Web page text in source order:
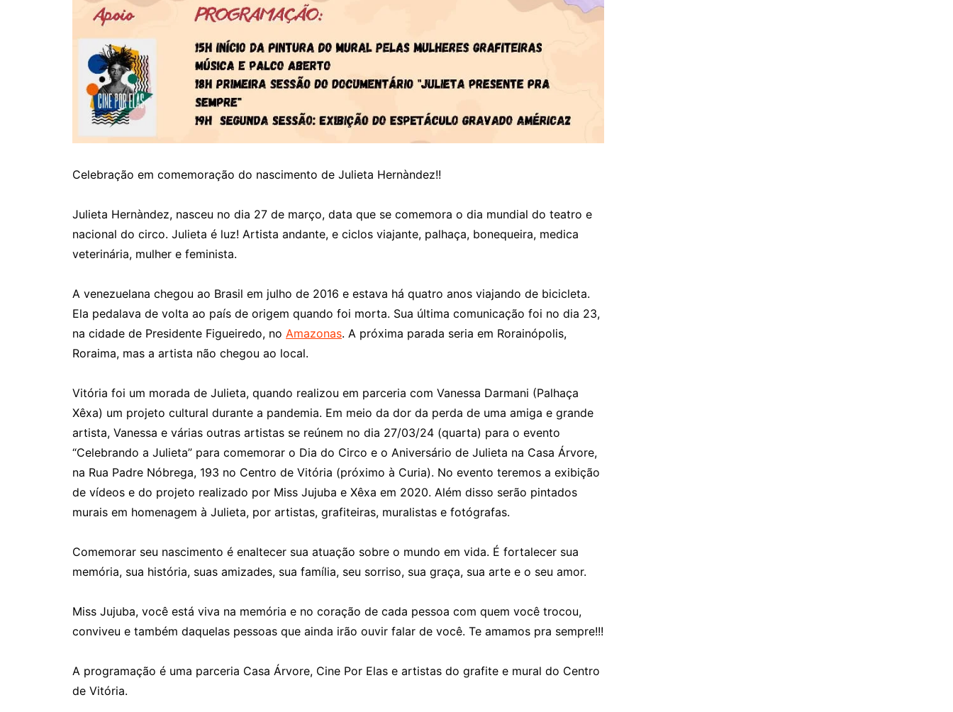
Celebração em comemoração do nascimento de Julieta Hernàndez!!
Julieta Hernàndez, nasceu no dia 27 de março, data que se comemora o dia mundial do teatro e
nacional do circo. Julieta é luz! Artista andante, e ciclos viajante, palhaça, bonequeira, medica
veterinária, mulher e feminista.
A venezuelana chegou ao Brasil em julho de 2016 e estava há quatro anos viajando de bicicleta.
Ela pedalava de volta ao país de origem quando foi morta. Sua última comunicação foi no dia 23,
na cidade de Presidente Figueiredo, no Amazonas. A próxima parada seria em Rorainópolis,
Roraima, mas a artista não chegou ao local.
Vitória foi um morada de Julieta, quando realizou em parceria com Vanessa Darmani (Palhaça
Xêxa) um projeto cultural durante a pandemia. Em meio da dor da perda de uma amiga e grande
artista, Vanessa e várias outras artistas se reúnem no dia 27/03/24 (quarta) para o evento
“Celebrando a Julieta” para comemorar o Dia do Circo e o Aniversário de Julieta na Casa Árvore,
na Rua Padre Nóbrega, 193 no Centro de Vitória (próximo à Curia). No evento teremos a exibição
de vídeos e do projeto realizado por Miss Jujuba e Xêxa em 2020. Além disso serão pintados
murais em homenagem à Julieta, por artistas, grafiteiras, muralistas e fotógrafas.
Comemorar seu nascimento é enaltecer sua atuação sobre o mundo em vida. É fortalecer sua
memória, sua história, suas amizades, sua família, seu sorriso, sua graça, sua arte e o seu amor.
Miss Jujuba, você está viva na memória e no coração de cada pessoa com quem você trocou,
conviveu e também daquelas pessoas que ainda irão ouvir falar de você. Te amamos pra sempre!!!
A programação é uma parceria Casa Árvore, Cine Por Elas e artistas do grafite e mural do Centro
de Vitória.